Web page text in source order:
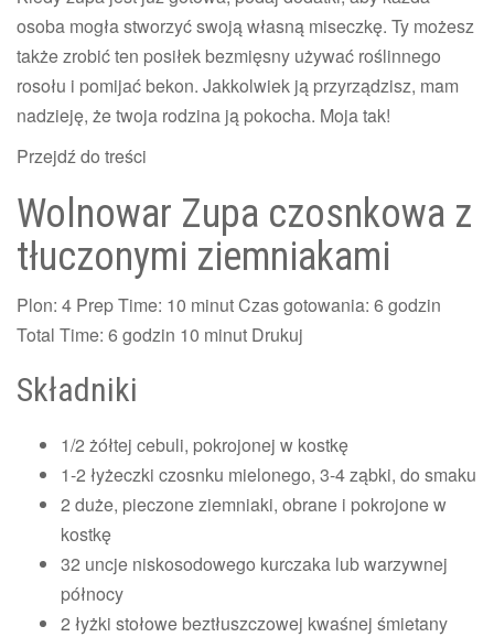
osoba mogła stworzyć swoją własną miseczkę. Ty możesz
także zrobić ten posiłek bezmięsny używać roślinnego
rosołu i pomijać bekon. Jakkolwiek ją przyrządzisz, mam
nadzieję, że twoja rodzina ją pokocha. Moja tak!
Przejdź do treści
Wolnowar Zupa czosnkowa z
tłuczonymi ziemniakami
Plon: 4 Prep Time: 10 minutCzas gotowania: 6 godzin
Total Time: 6 godzin 10 minut Drukuj
Składniki
1/2 żółtej cebuli, pokrojonej w kostkę
1-2 łyżeczki czosnku mielonego, 3-4 ząbki, do smaku
2 duże, pieczone ziemniaki, obrane i pokrojone w
kostkę
32 uncje niskosodowego kurczaka lub warzywnej
północy
2 łyżki stołowe beztłuszczowej kwaśnej śmietany